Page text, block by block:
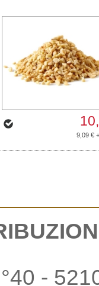
9,09 €
-